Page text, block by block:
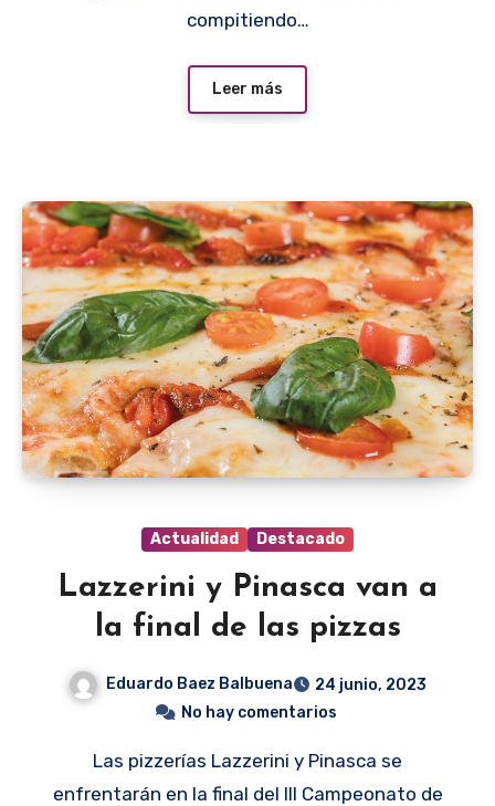
compitiendo…
Leer más
Actualidad Destacado
Lazzerini y Pinasca van a
la final de las pizzas
Eduardo Baez Balbuena
24 junio, 2023
No hay comentarios
Las pizzerías Lazzerini y Pinasca se
enfrentarán en la final del III Campeonato de